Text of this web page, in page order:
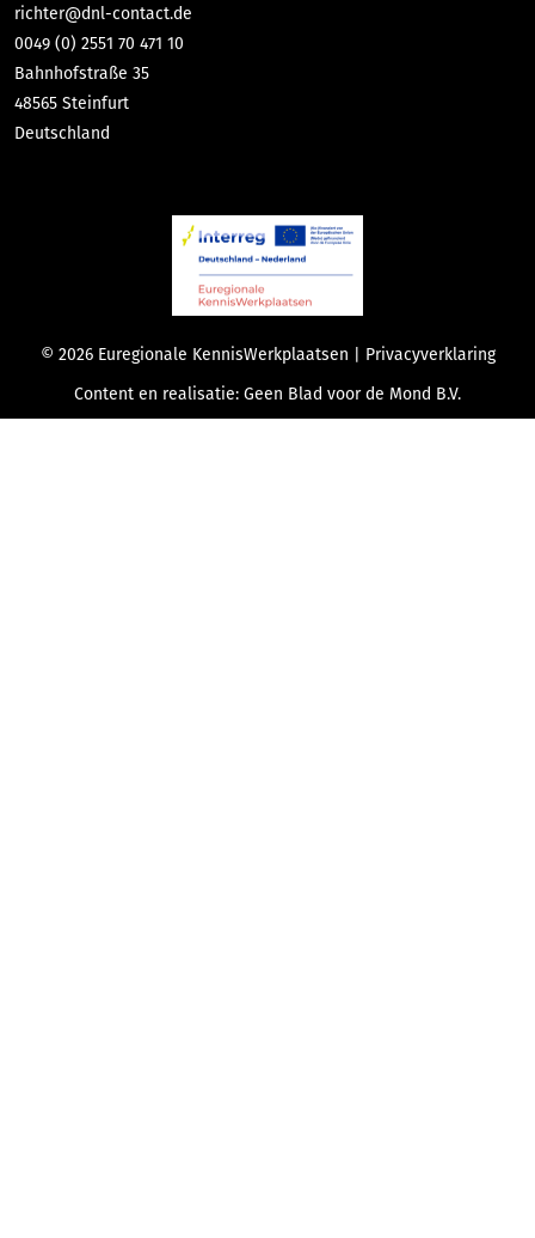
richter@dnl-contact.de
0049 (0) 2551 70 471 10
Bahnhofstraße 35
48565 Steinfurt
Deutschland
© 2026 Euregionale KennisWerkplaatsen | Privacyverklaring
Content en realisatie: Geen Blad voor de Mond B.V.